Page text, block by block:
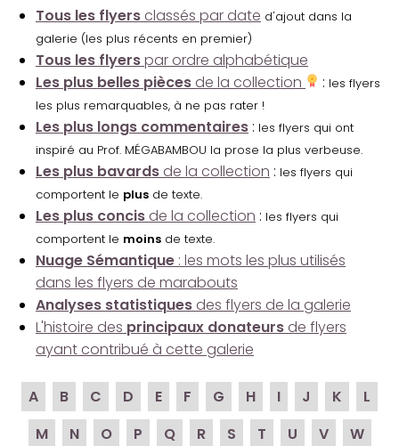
Tous les flyers classés par date d'ajout dans la
galerie (les plus récents en premier)
Tous les flyerspar ordre alphabétique
Les plus belles pièces de la collection : les flyers
les plus remarquables, à ne pas rater !
Les plus longs commentaires : les flyers qui ont
inspiré au Prof. MÉGABAMBOU la prose la plus verbeuse.
Les plus bavards de la collection : les flyers qui
comportent le plus de texte.
Les plus concis de la collection : les flyers qui
comportent le moins de texte.
Nuage Sémantique : les mots les plus utilisés
dans les flyers de marabouts
Analyses statistiques des flyers de la galerie
L'histoire des principaux donateurs de flyers
ayant contribué à cette galerie
A B C D E F G H I J K
L
M
N O P Q R S T U V
W